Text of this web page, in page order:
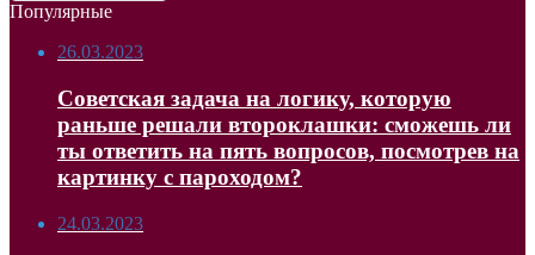
Популярные
26.03.2023
Советская задача на логику, которую
раньше решали второклашки: сможешь ли
ты ответить на пять вопросов, посмотрев на
картинку с пароходом?
24.03.2023